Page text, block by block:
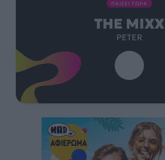
ΠΑΙΖΕΙ ΤΩΡΑ
THE MIXX
PETER